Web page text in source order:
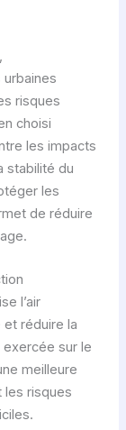
risques
choisi
les impacts
stabilité du
les
de réduire
l’air
réduire la
sur le
meilleure
les risques